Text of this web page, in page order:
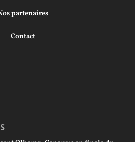
partenaires
Contact